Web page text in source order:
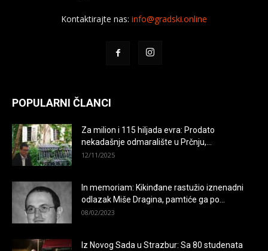
Kontaktirajte nas: info@gradski.online
POPULARNI ČLANCI
Za milion i 115 hiljada evra: Prodato
nekadašnje odmaralište u Prčnju,...
12/11/2025
In memoriam: Kikinđane rastužio iznenadni
odlazak Miše Dragina, pamtiće ga po...
08/02/2023
Iz Novog Sada u Strazbur: Sa 80 studenata